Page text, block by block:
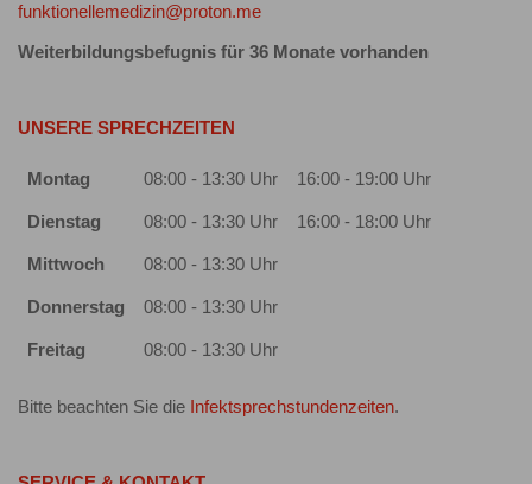
funktionellemedizin@proton.me
Weiterbildungsbefugnis für 36 Monate vorhanden
UNSERE SPRECHZEITEN
Montag 08:00 - 13:30 Uhr 16:00 - 19:00 Uhr
Dienstag 08:00 - 13:30 Uhr 16:00 - 18:00 Uhr
Mittwoch 08:00 - 13:30 Uhr
Donnerstag 08:00 - 13:30 Uhr
Freitag 08:00 - 13:30 Uhr
Bitte beachten Sie die Infektsprechstundenzeiten.